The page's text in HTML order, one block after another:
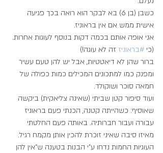
כשבן (בן 6) בא לבקר הוא רואה בכך פגיעה
אישית ממש אם אין בראוניז.
אני אופה אותם בכמה דקות בנוסף לעוגות אחרות.
(כי #בראוניז זה לא עוגה!)
ברור שהן לא דיאטטיות, אבל יש להן טעם עשיר
ומפנק כמו למתכונים המכילים כמות כפולה של
חמאה סוכר ושוקולד.
ועוד סיפור קטן שביתי (שאינה צליאקית) ביקשה
שאוסיף: כשהייתה קטנה, הכנתי פעם בראוניז
עבורה ועבור חברותיה. באותה פעם החלטתי
מאיזו סיבה שאיני זוכרת להכין אותן מקמח רגיל.
העוגיות החמות נדחו ע"י הבנות בטענה ש"אין להן